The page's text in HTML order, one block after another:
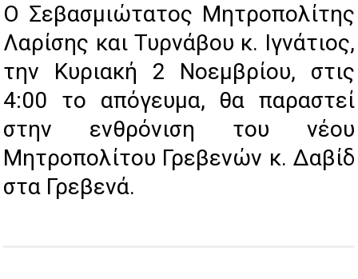
Ο Σεβασμιώτατος Μητροπολίτης
Λαρίσης και Τυρνάβου κ. Ιγνάτιος,
την Κυριακή 2 Νοεμβρίου, στις
4:00 το απόγευμα, θα παραστεί
στην ενθρόνιση του νέου
Μητροπολίτου Γρεβενών κ. Δαβίδ
στα Γρεβενά.